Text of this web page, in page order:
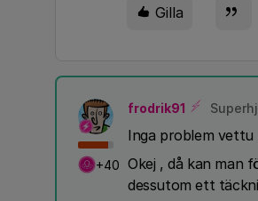
Gilla
+40
frodrik91
Inga problem vettu
Okej , då kan man
dessutom ett